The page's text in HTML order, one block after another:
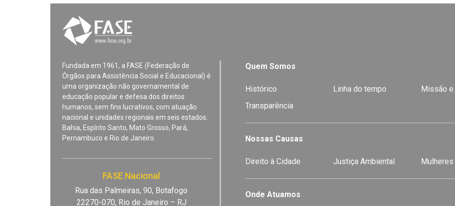
Fundada em 1961, a FASE (Federação de
Órgãos para Assistência Social e Educacional) é
uma organização não governamental de
educação popular e defesa dos direitos
humanos, sem fins lucrativos, com atuação
nacional e unidades regionais em seis estados:
Bahia, Espírito Santo, Mato Grosso, Pará,
Pernambuco e Rio de Janeiro.
FASE Nacional
Rua das Palmeiras, 90, Botafogo
22270-070, Rio de Janeiro – RJ
Quem Somos
Histórico Linha do tempo Missão
Transparência
Nossas Causas
Direito à Cidade Justiça Ambiental Mulheres
Onde Atuamos